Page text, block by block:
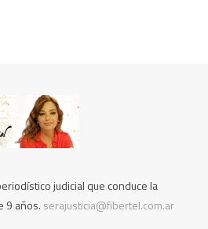
judicial que conduce la
9 años. serajusticia@fibertel.com.ar